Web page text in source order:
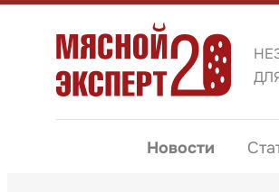
Новости